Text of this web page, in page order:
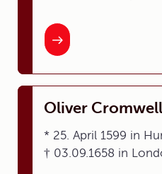
Oliver Cromwell
* 25. April 1599 in
† 03.09.1658 in